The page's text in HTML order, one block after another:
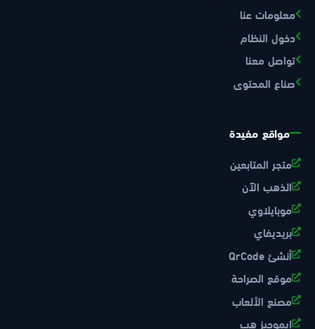
معلومات عنا
دخول النظام
تواصل معنا
صناع المحتوى
مواقع مفيدة
متجر المتابعين
الذهب الآن
موبايلاوي
بريديفاي
أنشئ QrCode
موقع الصراحة
مصنع الألعاب
ايموجيز هب